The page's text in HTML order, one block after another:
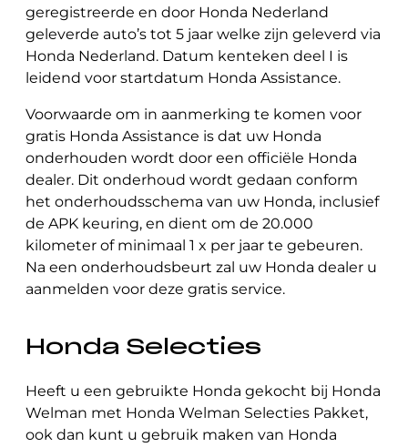
geregistreerde en door Honda Nederland
geleverde auto’s tot 5 jaar welke zijn geleverd via
Honda Nederland. Datum kenteken deel I is
leidend voor startdatum Honda Assistance.
Voorwaarde om in aanmerking te komen voor
gratis Honda Assistance is dat uw Honda
onderhouden wordt door een officiële Honda
dealer. Dit onderhoud wordt gedaan conform
het onderhoudsschema van uw Honda, inclusief
de APK keuring, en dient om de 20.000
kilometer of minimaal 1 x per jaar te gebeuren.
Na een onderhoudsbeurt zal uw Honda dealer u
aanmelden voor deze gratis service.
Honda Selecties
Heeft u een gebruikte Honda gekocht bij Honda
Welman met Honda Welman Selecties Pakket,
ook dan kunt u gebruik maken van Honda